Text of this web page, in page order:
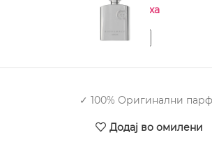
Нема на залиха
✓ 100% Оригинални
Додај во омилени